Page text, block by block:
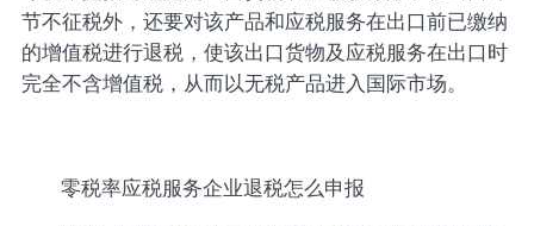
节不征税外，还要对该产品和应税服务在出口前已缴纳
的增值税进行退税，使该出口货物及应税服务在出口时
完全不含增值税，从而以无税产品进入国际市场。
零税率应税服务企业退税怎么申报